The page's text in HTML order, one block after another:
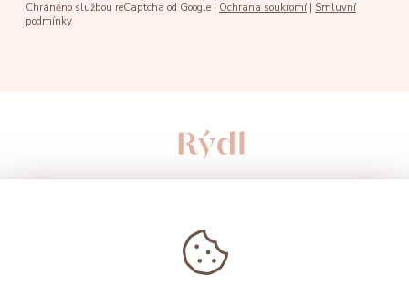
Chráněno službou reCaptcha od Google | Ochrana soukromí
Smluvní
podmínky